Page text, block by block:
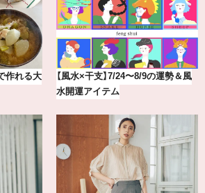
12星座
【BAILA×OMO】ウオズミアミ描き
下ろし！金沢の旅リスト